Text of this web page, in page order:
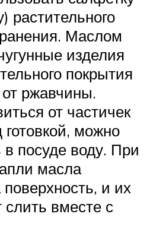
растительного
Маслом
изделия
покрытия
ржавчины.
от частичек
можно
в посуде воду. При
масла
и их
вместе с